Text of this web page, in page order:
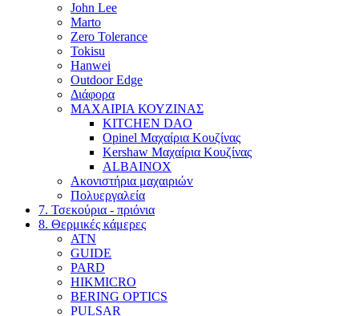
John Lee
Marto
Zero Tolerance
Tokisu
Hanwei
Outdoor Edge
Διάφορα
ΜΑΧΑΙΡΙΑ ΚΟΥΖΙΝΑΣ
KITCHEN DAO
Opinel Μαχαίρια Κουζίνας
Kershaw Μαχαίρια Κουζίνας
ALBAINOX
Ακονιστήρια μαχαιριώv
Πολυεργαλεία
7. Τσεκούρια - πριόνια
8. Θερμικές κάμερες
ATN
GUIDE
PARD
HIKMICRO
BERING OPTICS
PULSAR